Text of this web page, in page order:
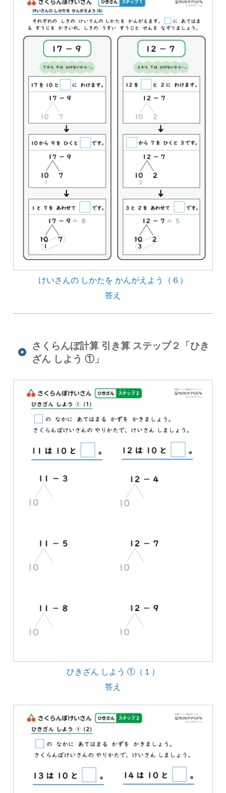
けいさんの しかたを かんがえよう（６）
答え
さくらんぼ計算 引き算 ステップ２「ひき
ざん しよう ①」
ひきざん しよう ①（１）
答え